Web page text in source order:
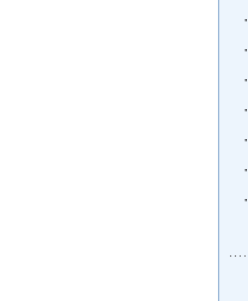
·
·
·
·
·
·
·